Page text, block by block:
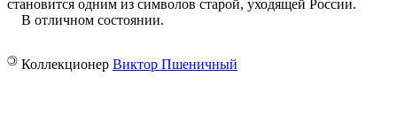
становится одним из символов старой, уходящей России.
В отличном состоянии.
© Коллекционер Виктор Пшеничный